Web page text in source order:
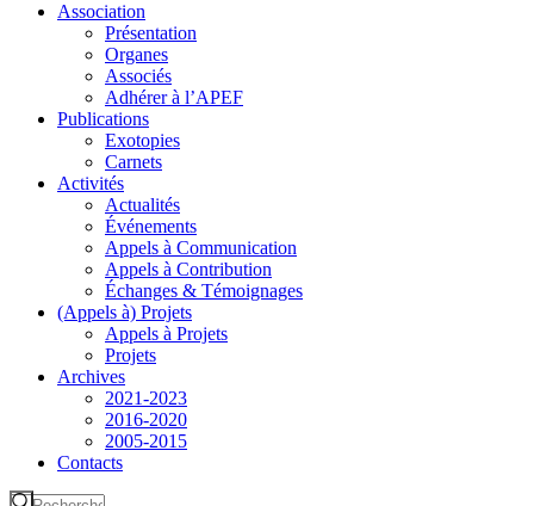
Association
Présentation
Organes
Associés
Adhérer à l’APEF
Publications
Exotopies
Carnets
Activités
Actualités
Événements
Appels à Communication
Appels à Contribution
Échanges & Témoignages
(Appels à) Projets
Appels à Projets
Projets
Archives
2021-2023
2016-2020
2005-2015
Contacts